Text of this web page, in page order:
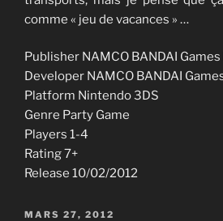
comme « jeu de vacances » …
Publisher NAMCO BANDAI Games
Developer NAMCO BANDAI
Platform Nintendo 3DS
Genre Party Game
Players 1-4
Rating 7+
Release 10/02/2012
PUBLIÉ
MARS 27, 2012